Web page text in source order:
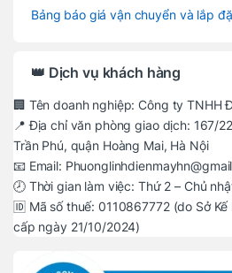
Bảng báo giá vận chuyển và lắp
👑 Dịch vụ khách hàng
🏢 Tên doanh nghiệp: Công ty TNHH
📍 Địa chỉ văn phòng giao dịch: 167/
Trần Phú, quận Hoàng Mai, Hà Nội
📧 Email:
🕗 Thời gian làm việc: Thứ 2 – Chủ
🆔 Mã số thuế: 0110867772 (do Sở
cấp ngày 21/10/2024)